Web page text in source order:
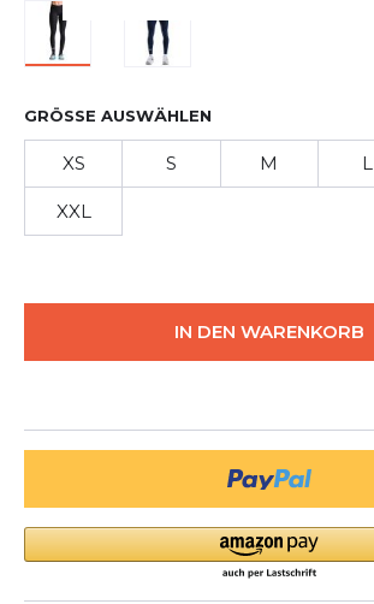
GRÖSSE AUSWÄHLEN
XS S M L
XXL
IN DEN WARENKORB